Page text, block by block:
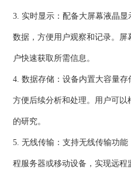
3. 实时显示：配备大屏幕液晶
数据，方便用户观察和记录。屏
户快速获取所需信息。
4. 数据存储：设备内置大容量存
方便后续分析和处理。用户可以
的研究。
5. 无线传输：支持无线传输功
程服务器或移动设备，实现远